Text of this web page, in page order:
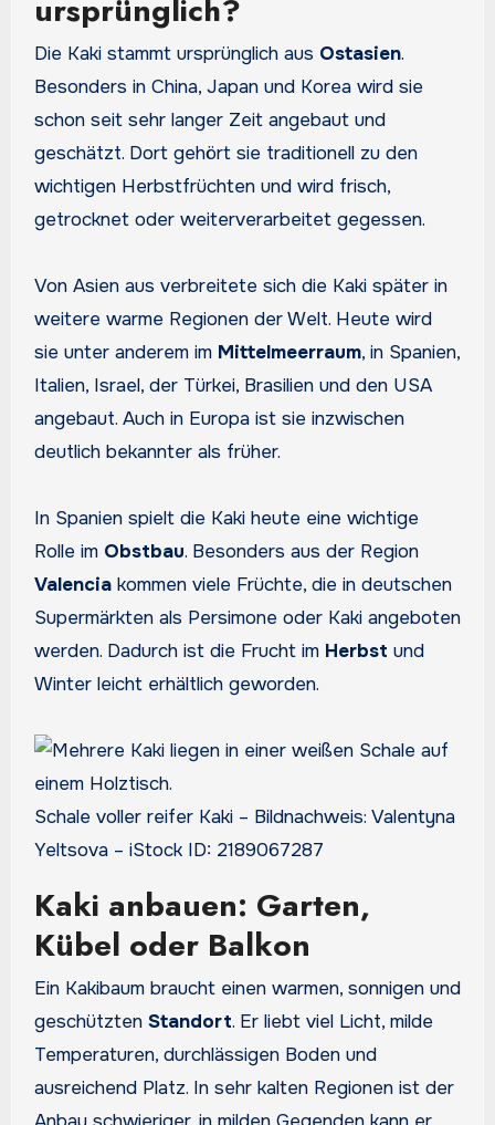
ursprünglich?
Die Kaki stammt ursprünglich aus Ostasien.
Besonders in China, Japan und Korea wird sie
schon seit sehr langer Zeit angebaut und
geschätzt. Dort gehört sie traditionell zu den
wichtigen Herbstfrüchten und wird frisch,
getrocknet oder weiterverarbeitet gegessen.
Von Asien aus verbreitete sich die Kaki später in
weitere warme Regionen der Welt. Heute wird
sie unter anderem im Mittelmeerraum, in Spanien,
Italien, Israel, der Türkei, Brasilien und den USA
angebaut. Auch in Europa ist sie inzwischen
deutlich bekannter als früher.
In Spanien spielt die Kaki heute eine wichtige
Rolle im Obstbau. Besonders aus der Region
Valenciakommen viele Früchte, die in deutschen
Supermärkten als Persimone oder Kaki angeboten
werden. Dadurch ist die Frucht im Herbst und
Winter leicht erhältlich geworden.
Schale voller reifer Kaki – Bildnachweis: Valentyna
Yeltsova – iStock ID: 2189067287
Kaki anbauen: Garten,
Kübel oder Balkon
Ein Kakibaum braucht einen warmen, sonnigen und
geschützten Standort. Er liebt viel Licht, milde
Temperaturen, durchlässigen Boden und
ausreichend Platz. In sehr kalten Regionen ist der